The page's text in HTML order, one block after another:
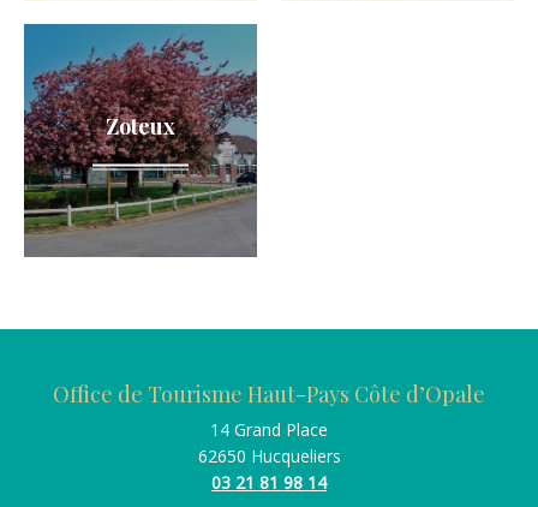
Zoteux
Office de Tourisme Haut-Pays Côte d’Opale
14 Grand Place
62650 Hucqueliers
03 21 81 98 14